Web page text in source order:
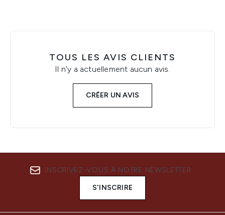
TOUS LES AVIS CLIENTS
Il n'y a actuellement aucun avis.
CRÉER UN AVIS
INSCRIVEZ-VOUS À NOTRE NEWSLETTER
S'INSCRIRE